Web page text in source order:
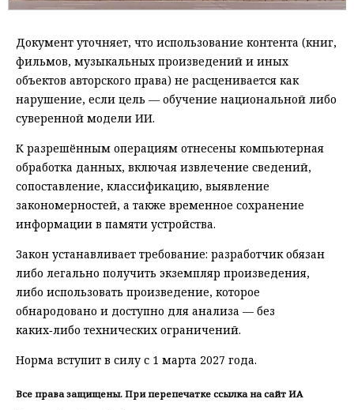
Документ уточняет, что использование контента (книг,
фильмов, музыкальных произведений и иных
объектов авторского права) не расценивается как
нарушение, если цель — обучение национальной либо
суверенной модели ИИ.
К разрешённым операциям отнесены компьютерная
обработка данных, включая извлечение сведений,
сопоставление, классификацию, выявление
закономерностей, а также временное сохранение
информации в памяти устройства.
Закон устанавливает требование: разработчик обязан
либо легально получить экземпляр произведения,
либо использовать произведение, которое
обнародовано и доступно для анализа — без
каких‑либо технических ограничений.
Норма вступит в силу с 1 марта 2027 года.
Все права защищены. При перепечатке ссылка на сайт ИА